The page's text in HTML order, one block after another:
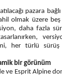
pazara
olmak üzere beş
daha fazla
her türlü
bir görünüm
ve Esprit Alpine